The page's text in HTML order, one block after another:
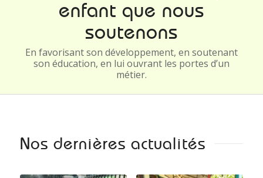
enfant que nous
soutenons
En favorisant son développement, en soutenant
son éducation, en lui ouvrant les portes d’un
métier.
Nos dernières actualités